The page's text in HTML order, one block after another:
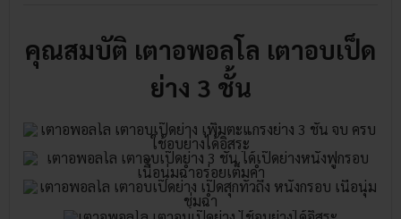
คุณสมบัติ เตาอพอลโล เตาอบเป็ด
ย่าง 3 ชั้น